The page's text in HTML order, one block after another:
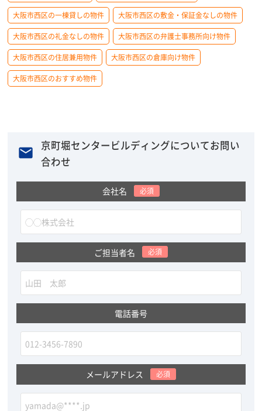
大阪市西区の一棟貸しの物件 大阪市西区の敷金・保証金なしの物件
大阪市西区の礼金なしの物件 大阪市西区の弁護士事務所向け物件
大阪市西区の住居兼用物件 大阪市西区の倉庫向け物件
大阪市西区のおすすめ物件
京町堀センタービルディングについてお問い
合わせ
会社名 必須
ご担当者名 必須
電話番号
メールアドレス 必須